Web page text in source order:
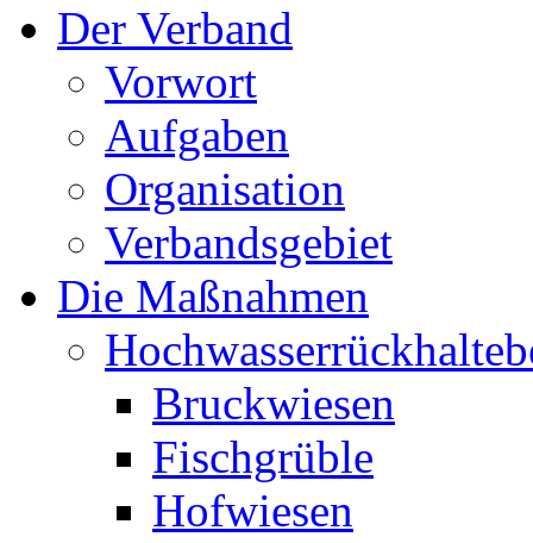
Der Verband
Vorwort
Aufgaben
Organisation
Verbandsgebiet
Die Maßnahmen
Bruckwiesen
Fischgrüble
Hofwiesen